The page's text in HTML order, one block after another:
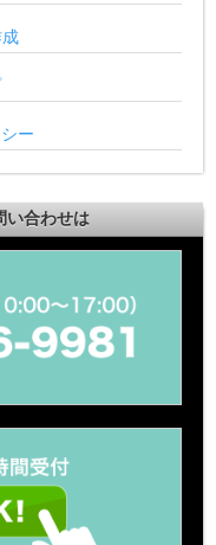
ー
い合わせは